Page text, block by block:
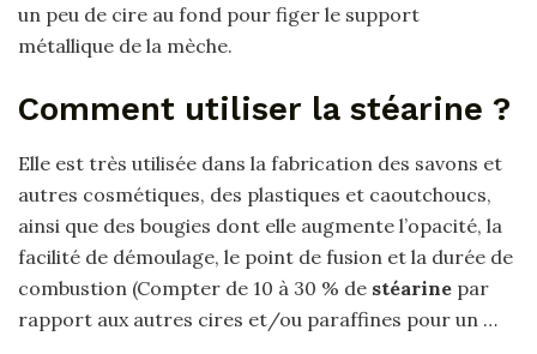
un peu de cire au fond pour figer le support
métallique de la mèche.
Comment utiliser la stéarine ?
Elle est très utilisée dans la fabrication des savons et
autres cosmétiques, des plastiques et caoutchoucs,
ainsi que des bougies dont elle augmente l’opacité, la
facilité de démoulage, le point de fusion et la durée de
combustion (Compter de 10 à 30 % de stéarine par
rapport aux autres cires et/ou paraffines pour un …